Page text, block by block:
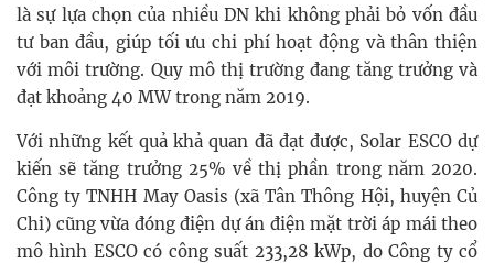
là sự lựa chọn của nhiều DN khi không phải bỏ vốn đầu
tư ban đầu, giúp tối ưu chi phí hoạt động và thân thiện
với môi trường. Quy mô thị trường đang tăng trưởng và
đạt khoảng 40 MW trong năm 2019.
Với những kết quả khả quan đã đạt được, Solar ESCO dự
kiến sẽ tăng trưởng 25% về thị phần trong năm 2020.
Công ty TNHH May Oasis (xã Tân Thông Hội, huyện Củ
Chi) cũng vừa đóng điện dự án điện mặt trời áp mái theo
mô hình ESCO có công suất 233,28 kWp, do Công ty cổ